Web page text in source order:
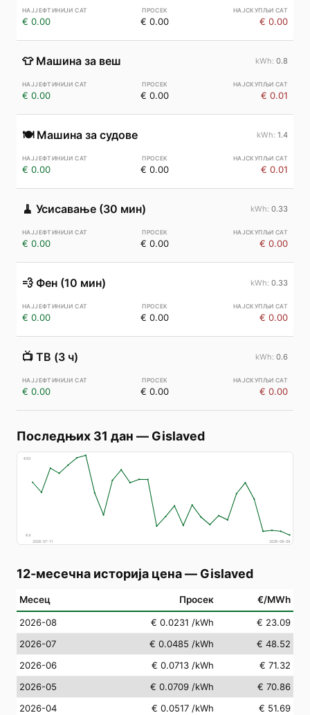
€ 0.00 € 0.00 € 0.00
👕 Машина за веш 0.8
€ 0.00 € 0.00 € 0.01
🍽️ Машина за судове 1.4
€ 0.00 € 0.00 € 0.01
🧹 Усисавање (30 мин) 0.33
€ 0.00 € 0.00 € 0.00
💨 Фен (10 мин) 0.33
€ 0.00 € 0.00 € 0.00
📺 ТВ (3 ч) 0.6
€ 0.00 € 0.00 € 0.00
Последњих 31 дан — Gislaved
€83
€4
2026-07-11
2026-08-09
12-месечна историја цена— Gislaved
Месец Просек €/MWh
2026-08 € 0.0231 /kWh
€ 23.09
2026-07
€ 0.0485 /kWh
€ 48.52
2026-06
€ 0.0713 /kWh
€ 71.32
2026-05
€ 0.0709 /kWh
€ 70.86
2026-04
€ 0.0517 /kWh
€ 51.69